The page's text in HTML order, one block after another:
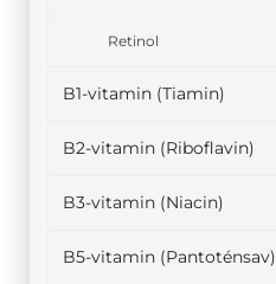
Retinol
B1-vitamin (Tiamin)
B2-vitamin (Riboflavin)
B3-vitamin (Niacin)
B5-vitamin (Pantoténsav)